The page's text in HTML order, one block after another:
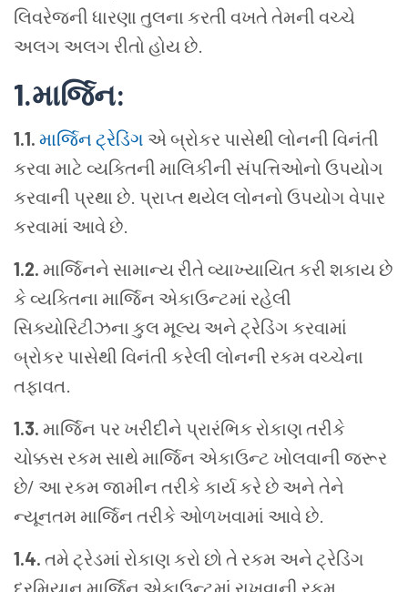
લિવરેજની ધારણા તુલના કરતી વખતે તેમની વચ્ચે
અલગ અલગ રીતો હોય છે.
1.માર્જિન:
1.1. માર્જિન ટ્રેડિંગ એ બ્રોકર પાસેથી લોનની વિનંતી
કરવા માટે વ્યક્તિની માલિકીની સંપત્તિઓનો ઉપયોગ
કરવાની પ્રથા છે. પ્રાપ્ત થયેલ લોનનો ઉપયોગ વેપાર
કરવામાં આવે છે.
1.2. માર્જિનને સામાન્ય રીતે વ્યાખ્યાયિત કરી શકાય છે
કે વ્યક્તિના માર્જિન એકાઉન્ટમાં રહેલી
સિક્યોરિટીઝના કુલ મૂલ્ય અને ટ્રેડિંગ કરવામાં
બ્રોકર પાસેથી વિનંતી કરેલી લોનની રકમ વચ્ચેના
તફાવત.
1.3. માર્જિન પર ખરીદીને પ્રારંભિક રોકાણ તરીકે
ચોક્કસ રકમ સાથે માર્જિન એકાઉન્ટ ખોલવાની જરૂર
છે/ આ રકમ જામીન તરીકે કાર્ય કરે છે અને તેને
ન્યૂનતમ માર્જિન તરીકે ઓળખવામાં આવે છે.
1.4. તમે ટ્રેડમાં રોકાણ કરો છો તે રકમ અને ટ્રેડિંગ
દરમિયાન માર્જિન એકાઉન્ટમાં રાખવાની રકમ